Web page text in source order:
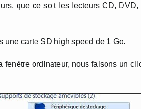
que ce soit les lecteurs CD,
une carte SD high speed de 1 Go.
ordinateur, nous faisons un